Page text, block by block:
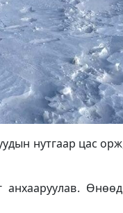
нутгаар цас
анхааруулав.